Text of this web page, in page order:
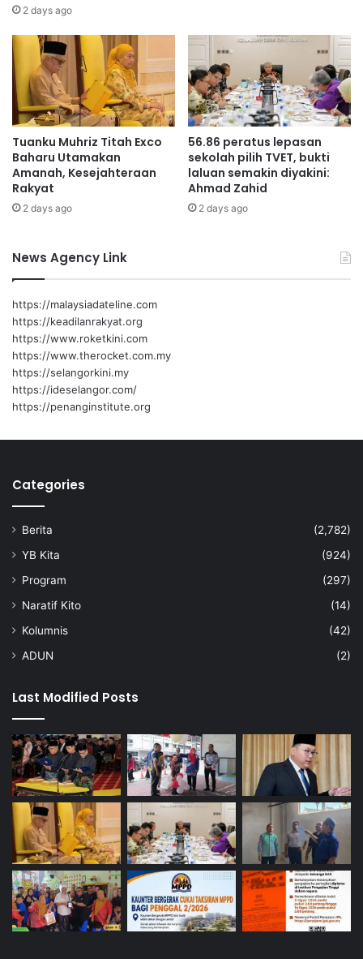
Arul Kumar berkata demikian selepas melawat CLQ i-
Asrama Harmoni PDG, di Ayer Keroh, Melaka.
Turut bersama ADUN Ayer Keroh, Kerk Chee Yee dan
pegawai NS Corp.
Arul Kumar
b
k
a
l
b
n
a
P
u
s
a
a
t
i
a
n
a
N
G
O
p
e
n
c
i
a
h
a
i
w
a
n
?
2 days ago
Tuanku Muhriz Titah Exco
Baharu Utamakan
Amanah, Kesejahteraan
Rakyat
2 days ago
56.86 peratus lepasan
sekolah pilih TVET, bukti
laluan semakin diyakini:
Ahmad Zahid
2 days ago
News Agency Link
https://malaysiadateline.com
https://keadilanrakyat.org
https://www.roketkini.com
https://www.therocket.com.my
https://selangorkini.my
https://ideselangor.com/
https://penanginstitute.org
Categories
Berita
(2,782)
YB Kita
(924)
Program
(297)
Naratif Kito
(14)
Kolumnis
(42)
ADUN
(2)
Last Modified Posts